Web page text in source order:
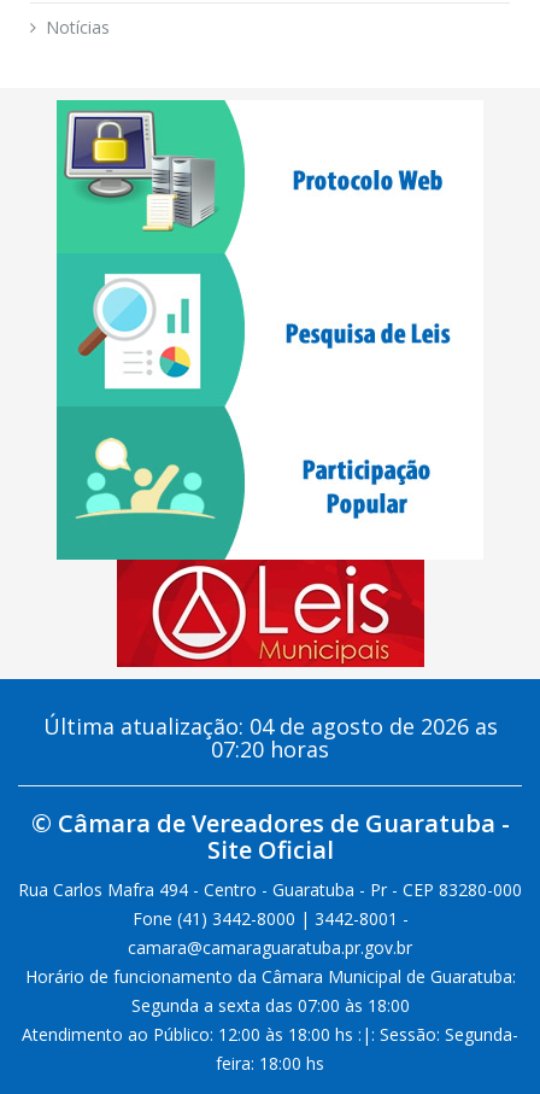
Notícias
Última atualização: 04 de agosto de 2026 as
07:20 horas
© Câmara de Vereadores de Guaratuba -
Site Oficial
Rua Carlos Mafra 494 - Centro - Guaratuba - Pr - CEP 83280-000
Fone (41) 3442-8000 | 3442-8001 -
camara@camaraguaratuba.pr.gov.br
Horário de funcionamento da Câmara Municipal de Guaratuba:
Segunda a sexta das 07:00 às 18:00
Atendimento ao Público: 12:00 às 18:00 hs :|: Sessão: Segunda-
feira: 18:00 hs